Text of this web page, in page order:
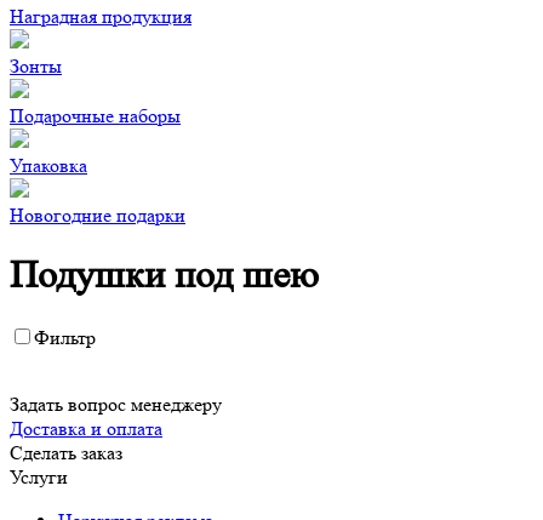
Наградная продукция
Зонты
Подарочные наборы
Упаковка
Новогодние подарки
Подушки под шею
Фильтр
Задать вопрос менеджеру
Доставка и оплата
Сделать заказ
Услуги